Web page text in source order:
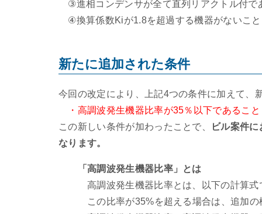
③進相コンデンサが全て直列リアクトル付で
④換算係数Kiが1.8を超過する機器がないこと
新たに追加された条件
今回の改定により、上記4つの条件に加えて、
・高調波発生機器比率が35％以下であること
この新しい条件が加わったことで、
ビル案件
なります。
「高調波発生機器比率」とは
高調波発生機器比率とは、以下の計算式
この比率が35%を超える場合は、追加の